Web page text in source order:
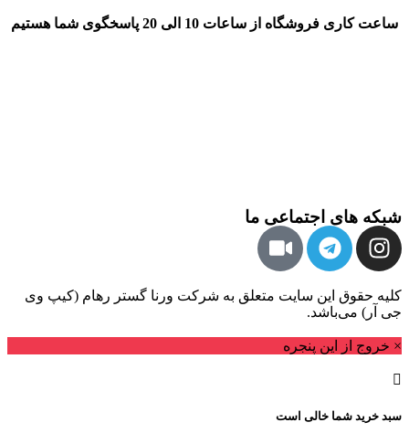
ساعت کاری فروشگاه از ساعات 10 الی 20 پاسخگوی شما هستیم
شبکه های اجتماعی ما
کلیه حقوق این سایت متعلق به شرکت ورنا گستر رهام (کیپ وی
جی آر) می‌باشد.
× خروج از این پنجره
سبد خرید شما خالی است